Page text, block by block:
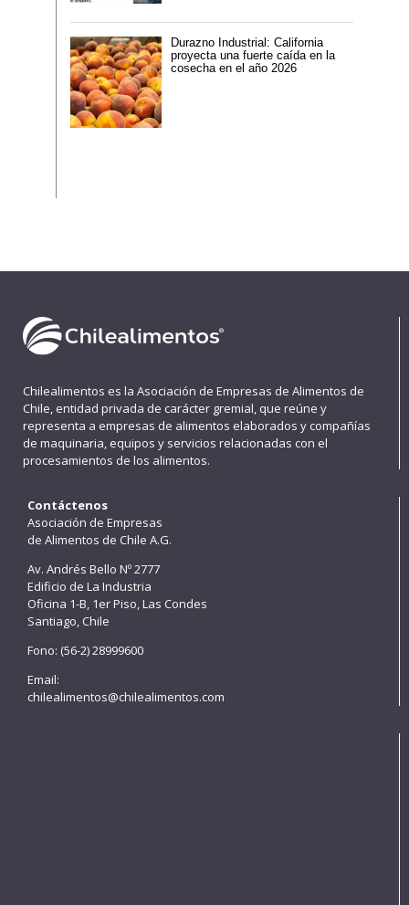
Durazno Industrial: California
proyecta una fuerte caída en la
cosecha en el año 2026
Chilealimentos es la Asociación de Empresas de Alimentos de
Chile, entidad privada de carácter gremial, que reúne y
representa a empresas de alimentos elaborados y compañías
de maquinaria, equipos y servicios relacionadas con el
procesamientos de los alimentos.
Contáctenos
Asociación de Empresas
de Alimentos de Chile A.G.
Av. Andrés Bello Nº 2777
Edificio de La Industria
Oficina 1-B, 1er Piso, Las Condes
Santiago, Chile
Fono: (56-2) 28999600
Email:
chilealimentos@chilealimentos.com